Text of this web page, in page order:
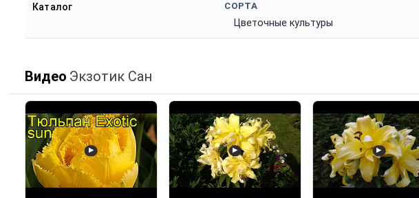
Каталог СОРТА
Цветочные культуры
Видео Экзотик Сан
▶ ▶ ▶